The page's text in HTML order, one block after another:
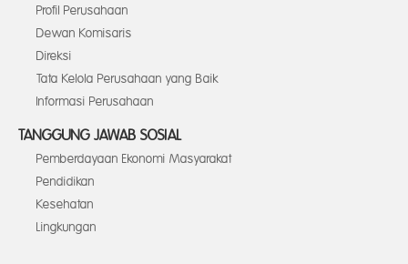
Profil Perusahaan
Dewan Komisaris
Direksi
Tata Kelola Perusahaan yang Baik
Informasi Perusahaan
TANGGUNG JAWAB SOSIAL
Pemberdayaan Ekonomi Masyarakat
Pendidikan
Kesehatan
Lingkungan